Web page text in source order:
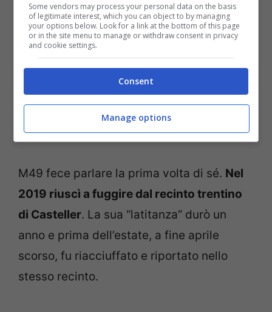
— ANSA Trentino-AA
(@AnsaTrentinoAA)August 22,
M49 fece parlare la prima volta di sé. Nel
2019 riuscì a fuggire dal recinto trentino
di Casteller. La sua “latitanza” durò un
anno e prima dell’estate, a fine aprile
scorso, fu riacciuffato e riportato nello
stesso recinto.
Some vendors may process your personal data on the basis
of legitimate interest, which you can object to by managing
your options below. Look for a link at the bottom of this page
or in the site menu to manage or withdraw consent in privacy
and cookie settings.
Consent
Manage options